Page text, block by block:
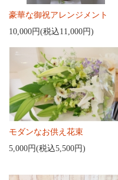
豪華な御祝アレンジメント
10,000円(税込11,000円)
モダンなお供え花束
5,000円(税込5,500円)